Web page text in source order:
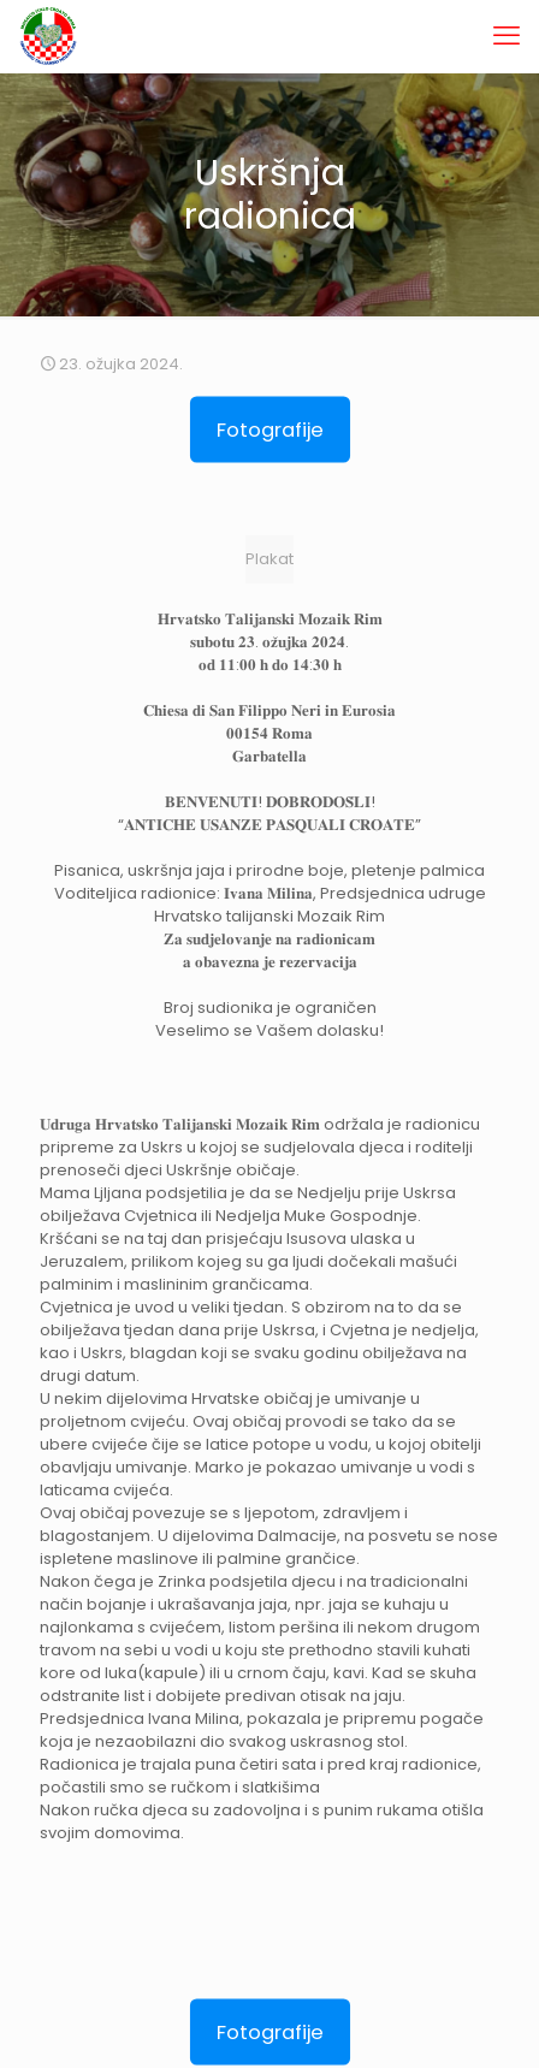
Uskršnja
radionica
23. ožujka 2024.
Fotografije
Plakat
𝐇𝐫𝐯𝐚𝐭𝐬𝐤𝐨 𝐓𝐚𝐥𝐢𝐣𝐚𝐧𝐬𝐤𝐢 𝐌𝐨𝐳𝐚𝐢𝐤 𝐑𝐢𝐦
𝐬𝐮𝐛𝐨𝐭𝐮 𝟐𝟑. 𝐨𝐳̌𝐮𝐣𝐤𝐚 𝟐𝟎𝟐𝟒.
𝐨𝐝 𝟏𝟏:𝟎𝟎 𝐡 𝐝𝐨 𝟏𝟒:𝟑𝟎 𝐡
𝐂𝐡𝐢𝐞𝐬𝐚 𝐝𝐢 𝐒𝐚𝐧 𝐅𝐢𝐥𝐢𝐩𝐩𝐨 𝐍𝐞𝐫𝐢 𝐢𝐧 𝐄𝐮𝐫𝐨𝐬𝐢𝐚
𝟎𝟎𝟏𝟓𝟒 𝐑𝐨𝐦𝐚
𝐆𝐚𝐫𝐛𝐚𝐭𝐞𝐥𝐥𝐚
𝐁𝐄𝐍𝐕𝐄𝐍𝐔𝐓𝐈! 𝐃𝐎𝐁𝐑𝐎𝐃𝐎𝐒̌𝐋𝐈!
“𝐀𝐍𝐓𝐈𝐂𝐇𝐄 𝐔𝐒𝐀𝐍𝐙𝐄 𝐏𝐀𝐒𝐐𝐔𝐀𝐋𝐈 𝐂𝐑𝐎𝐀𝐓𝐄”
Pisanica, uskršnja jaja i prirodne boje, pletenje palmica
Voditeljica radionice: 𝐈𝐯𝐚𝐧𝐚 𝐌𝐢𝐥𝐢𝐧𝐚, Predsjednica udruge
Hrvatsko talijanski Mozaik Rim
𝐙𝐚 𝐬𝐮𝐝𝐣𝐞𝐥𝐨𝐯𝐚𝐧𝐣𝐞 𝐧𝐚 𝐫𝐚𝐝𝐢𝐨𝐧𝐢𝐜𝐚𝐦
𝐚 𝐨𝐛𝐚𝐯𝐞𝐳𝐧𝐚 𝐣𝐞 𝐫𝐞𝐳𝐞𝐫𝐯𝐚𝐜𝐢𝐣𝐚
Broj sudionika je ograničen
Veselimo se Vašem dolasku!
𝐔𝐝𝐫𝐮𝐠𝐚 𝐇𝐫𝐯𝐚𝐭𝐬𝐤𝐨 𝐓𝐚𝐥𝐢𝐣𝐚𝐧𝐬𝐤𝐢 𝐌𝐨𝐳𝐚𝐢𝐤 𝐑𝐢𝐦 održala je radionicu
pripreme za Uskrs u kojoj se sudjelovala djeca i roditelji
prenoseči djeci Uskršnje običaje.
Mama Ljljana podsjetilia je da se Nedjelju prije Uskrsa
obilježava Cvjetnica ili Nedjelja Muke Gospodnje.
Kršćani se na taj dan prisjećaju Isusova ulaska u
Jeruzalem, prilikom kojeg su ga ljudi dočekali mašući
palminim i maslininim grančicama.
Cvjetnica je uvod u veliki tjedan. S obzirom na to da se
obilježava tjedan dana prije Uskrsa, i Cvjetna je nedjelja,
kao i Uskrs, blagdan koji se svaku godinu obilježava na
drugi datum.
U nekim dijelovima Hrvatske običaj je umivanje u
proljetnom cvijeću. Ovaj običaj provodi se tako da se
ubere cvijeće čije se latice potope u vodu, u kojoj obitelji
obavljaju umivanje. Marko je pokazao umivanje u vodi s
laticama cvijeća.
Ovaj običaj povezuje se s ljepotom, zdravljem i
blagostanjem. U dijelovima Dalmacije, na posvetu se nose
ispletene maslinove ili palmine grančice.
Nakon čega je Zrinka podsjetila djecu i na tradicionalni
način bojanje i ukrašavanja jaja, npr. jaja se kuhaju u
najlonkama s cvijećem, listom peršina ili nekom drugom
travom na sebi u vodi u koju ste prethodno stavili kuhati
kore od luka(kapule) ili u crnom čaju, kavi. Kad se skuha
odstranite list i dobijete predivan otisak na jaju.
Predsjednica Ivana Milina, pokazala je pripremu pogače
koja je nezaobilazni dio svakog uskrasnog stol.
Radionica je trajala puna četiri sata i pred kraj radionice,
počastili smo se ručkom i slatkišima
Nakon ručka djeca su zadovoljna i s punim rukama otišla
svojim domovima.
Fotografije